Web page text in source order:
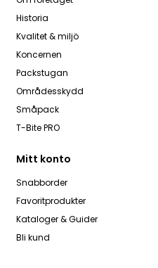
Historia
Kvalitet & miljö
Koncernen
Packstugan
Områdesskydd
Småpack
T-Bite PRO
Mitt konto
Snabborder
Favoritprodukter
Kataloger & Guider
Bli kund